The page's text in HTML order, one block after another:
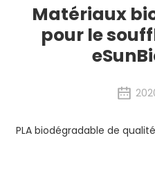
Matériaux
pour le
PLA biodégradable de